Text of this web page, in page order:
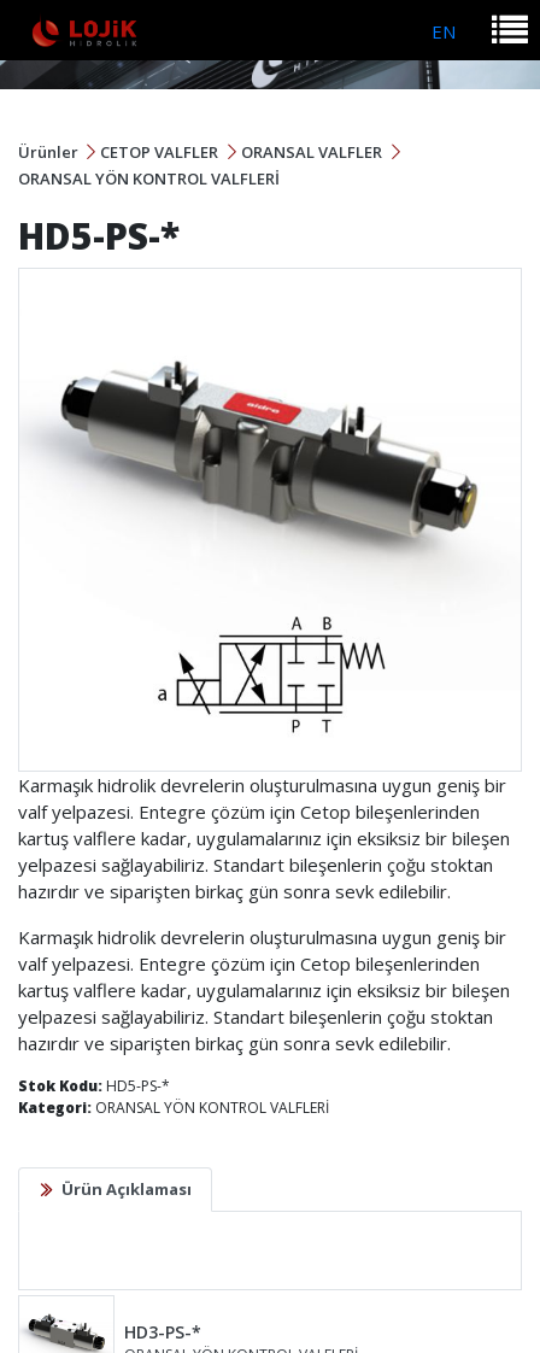
EN
Ürünler CETOP VALFLER
ORANSAL VALFLER
ORANSAL YÖN KONTROL VALFLERİ
HD3-PS-*
HD5-PS-*
Karmaşık hidrolik devrelerin oluşturulmasına uygun geniş bir
valf yelpazesi. Entegre çözüm için Cetop bileşenlerinden
kartuş valflere kadar, uygulamalarınız için eksiksiz bir bileşen
yelpazesi sağlayabiliriz. Standart bileşenlerin çoğu stoktan
hazırdır ve siparişten birkaç gün sonra sevk edilebilir.
Karmaşık hidrolik devrelerin oluşturulmasına uygun geniş bir
valf yelpazesi. Entegre çözüm için Cetop bileşenlerinden
kartuş valflere kadar, uygulamalarınız için eksiksiz bir bileşen
yelpazesi sağlayabiliriz. Standart bileşenlerin çoğu stoktan
hazırdır ve siparişten birkaç gün sonra sevk edilebilir.
Stok Kodu: HD5-PS-*
Kategori: ORANSAL YÖN KONTROL VALFLERİ
Ürün Açıklaması